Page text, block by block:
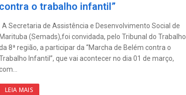
contra o trabalho infantil”
A Secretaria de Assistência e Desenvolvimento Social de
Marituba (Semads),foi convidada, pelo Tribunal do Trabalho
8ª região, a participar da “Marcha de Belém contra o
Infantil”, que vai acontecer no dia 01 de março,
LEIA MAIS